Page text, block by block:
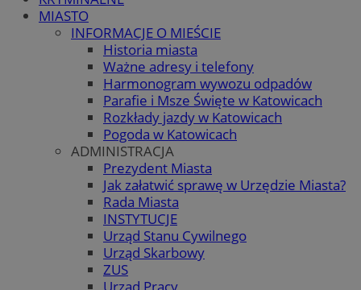
MIASTO
INFORMACJE O MIEŚCIE
Historia miasta
Ważne adresy i telefony
Harmonogram wywozu odpadów
Parafie i Msze Święte w Katowicach
Rozkłady jazdy w Katowicach
Pogoda w Katowicach
ADMINISTRACJA
Prezydent Miasta
Jak załatwić sprawę w Urzędzie Miasta?
Rada Miasta
INSTYTUCJE
Urząd Stanu Cywilnego
Urząd Skarbowy
ZUS